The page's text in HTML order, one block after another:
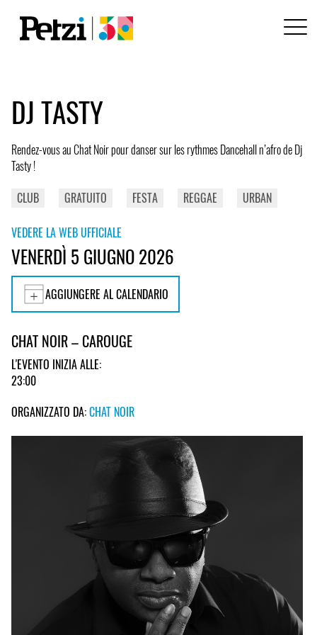
DJ TASTY
Rendez-vous au Chat Noir pour danser sur les rythmes Dancehall n’afro de Dj
Tasty !
CLUB
GRATUITO FESTA REGGAE URBAN
VEDERE LA WEB UFFICIALE
VENERDÌ 5 GIUGNO 2026
AGGIUNGERE AL CALENDARIO
CHAT NOIR – CAROUGE
L'EVENTO INIZIA ALLE:
23:00
ORGANIZZATO DA:CHAT NOIR